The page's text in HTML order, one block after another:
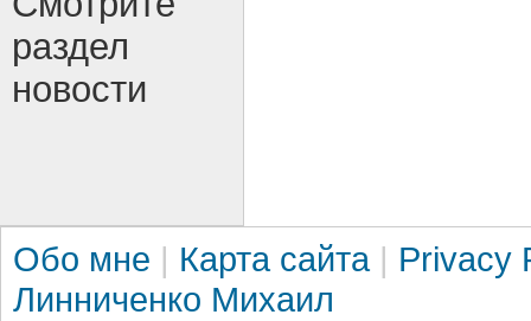
раздел
новости
Обо мне | Карта сайта | Privacy
Линниченко Михаил